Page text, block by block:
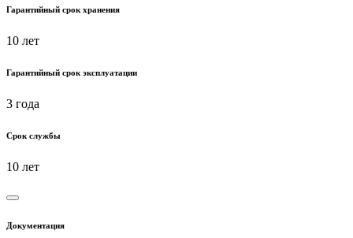
Гарантийный срок хранения
10 лет
Гарантийный срок эксплуатации
3 года
Срок службы
10 лет
Документация